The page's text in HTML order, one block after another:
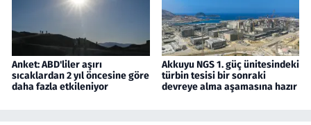
Anket: ABD'liler aşırı
sıcaklardan 2 yıl öncesine göre
daha fazla etkileniyor
Akkuyu NGS 1. güç ünitesindeki
türbin tesisi bir sonraki
devreye alma aşamasına hazır